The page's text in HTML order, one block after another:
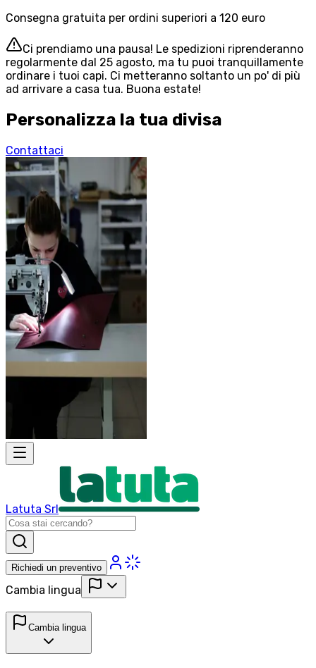
Consegna gratuita per ordini superiori a 120 euro
Ci prendiamo una pausa! Le spedizioni riprenderanno
regolarmente dal 25 agosto, ma tu puoi tranquillamente
ordinare i tuoi capi. Ci metteranno soltanto un po' di più
ad arrivare a casa tua. Buona estate!
Personalizza la tua divisa
Contattaci
Latuta Srl
Richiedi un preventivo
Cambia lingua
Cambia lingua